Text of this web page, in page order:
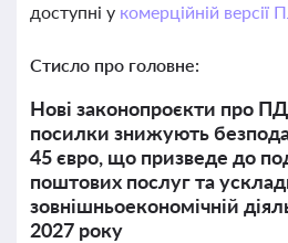
доступні у комерційній
Стисло про головне:
Нові законопроєкти про
посилки знижують
45 євро, що призведе до
поштових послуг та
зовнішньоекономічній
2027 року